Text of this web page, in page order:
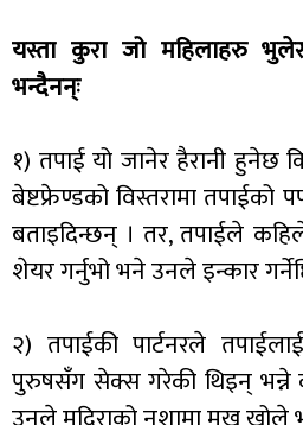
यस्ता कुरा जो महिलाहरु
भन्दैनन्ः
१) तपाई यो जानेर हैरानी हुनेछ
बेष्टफ्रेण्डको विस्तरामा तपाईको
बताइदिन्छन् । तर, तपाईले
शेयर गर्नुभो भने उनले इन्कार
२) तपाईकी पार्टनरले
पुरुषसँग सेक्स गरेकी थिइन् भन्ने